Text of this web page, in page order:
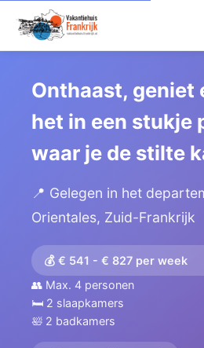
Onthaast, geniet
het in een stukje
waar je de stilte
📍 Gelegen in het
Orientales, Zuid-Frankrijk
💰 € 541 - € 827 per week
👥 Max. 4 personen
🛏️ 2 slaapkamers
🛀 2 badkamers